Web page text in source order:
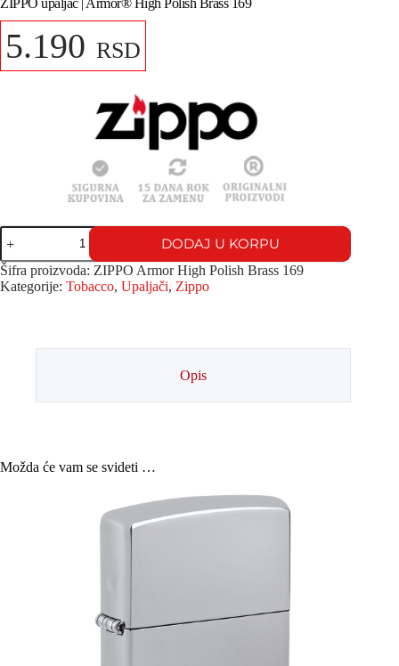
5.190 RSD
DODAJ U KORPU
Šifra proizvoda: ZIPPO Armor High Polish Brass 169
Kategorije: Tobacco, Upaljači, Zippo
Opis
Možda će vam se svideti …